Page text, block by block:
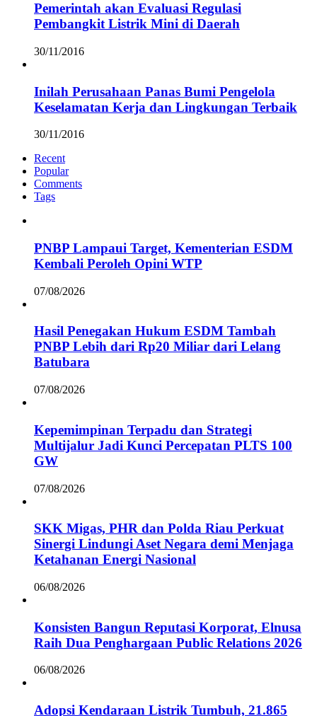
Pemerintah akan Evaluasi Regulasi
Pembangkit Listrik Mini di Daerah
30/11/2016
Inilah Perusahaan Panas Bumi Pengelola
Keselamatan Kerja dan Lingkungan Terbaik
30/11/2016
Recent
Popular
Comments
Tags
PNBP Lampaui Target, Kementerian ESDM
Kembali Peroleh Opini WTP
07/08/2026
Hasil Penegakan Hukum ESDM Tambah
PNBP Lebih dari Rp20 Miliar dari Lelang
Batubara
07/08/2026
Kepemimpinan Terpadu dan Strategi
Multijalur Jadi Kunci Percepatan PLTS 100
GW
07/08/2026
SKK Migas, PHR dan Polda Riau Perkuat
Sinergi Lindungi Aset Negara demi Menjaga
Ketahanan Energi Nasional
06/08/2026
Konsisten Bangun Reputasi Korporat, Elnusa
Raih Dua Penghargaan Public Relations 2026
06/08/2026
Adopsi Kendaraan Listrik Tumbuh, 21.865